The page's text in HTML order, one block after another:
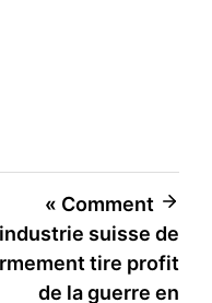
« Comment
suisse de
tire profit
de la guerre en